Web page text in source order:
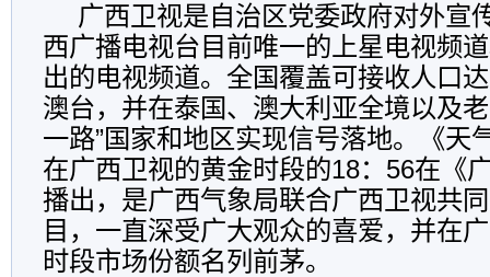
广西卫视是自治区党委政府对外宣
西广播电视台目前唯一的上星电视频
出的电视频道。全国覆盖可接收人口
澳台，并在泰国、澳大利亚全境以及
一路”国家和地区实现信号落地。《天
在广西卫视的黄金时段的18：56在《
播出，是广西气象局联合广西卫视共
目，一直深受广大观众的喜爱，并在
时段市场份额名列前茅。